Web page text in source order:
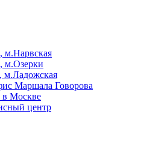
м.Нарвская
м.Озерки
м.Ладожская
Маршала Говорова
Москве
центр